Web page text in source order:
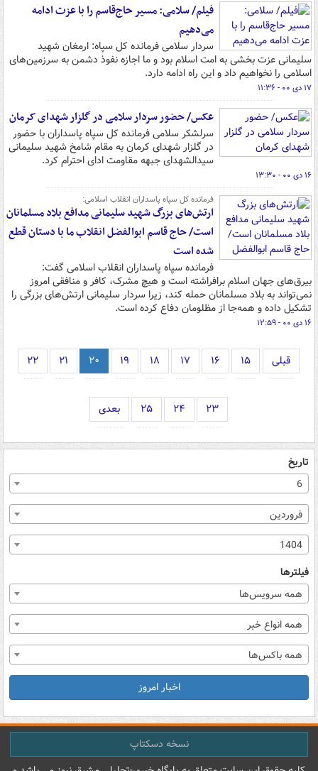
فیلم/ سلامی: مسیر حاج‌قاسم را با عزت ادامه
می‌دهیم
سردار سلامی فرمانده کل سپاه: ارمغان شهید
سلیمانی عزت بخشی به امت اسلام بود و ما اجازه نفوذ دشمن به سرزمین‌های
اسلامی را نخواهیم داد و این راه ادامه دارد.
۱۷ دی ۰۰ - ۱۱:۳۶
عکس/ حضور سردار سلامی در گلزار شهدای کرمان
سرلشکر سلامی فرمانده کل سپاه پاسداران با حضور
در گلزار شهدای کرمان به مقام شامخ شهید سلیمانی
سیدالشهدای جبهه مقاومت ادای احترام کرد.
۱۶ دی ۰۰ - ۱۳:۳۰
فرمانده کل سپاه پاسداران انقلاب اسلامی:
ارتش‌های بزرگ شهید سلیمانی مدافع بلاد مسلمانان
است/ حاج قاسم ابوالفضل انقلاب ما با دستان قطع
شده است
فرمانده سپاه پاسداران انقلاب اسلامی گفت:
بیرق‌های جهان اسلام برافراشته است و هیچ مشرک، کافر و منافقی امروز
نمی‌تواند به بلاد مسلمانان حمله کند، زیرا سردار سلیمانی ارتش‌های بزرگی را
تشکیل داده و همه‌جا از مظلومان دفاع کرده است.
۱۶ دی ۰۰ - ۱۲:۵۹
قبلی ۱۵ ۱۶ ۱۷ ۱۸ ۱۹ ۲۰ ۲۱ ۲۲
۲۳ ۲۴ ۲۵ بعدی
تاریخ
6
فروردین
1404
فیلترها
همه سرویس‌ها
همه انواع خبر
همه باکس‌ها
اخبار امروز
نسخه دسکتاپ